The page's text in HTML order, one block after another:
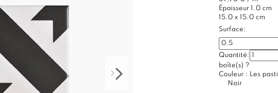
Épaisseur
1.0 cm
15.0 x 15.0 cm
Surface:
Quantité:
boîte(s) ?
Couleur : Les
Noir